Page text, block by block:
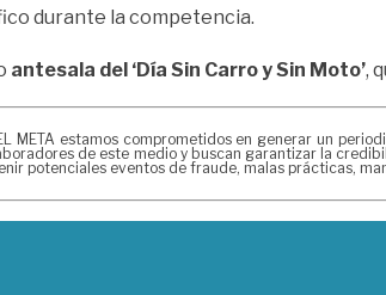
durante la competencia.
antesala del ‘Día Sin Carro y Sin Moto’,
META estamos comprometidos en generar un
de este medio y buscan garantizar la
potenciales eventos de fraude, malas prácticas,